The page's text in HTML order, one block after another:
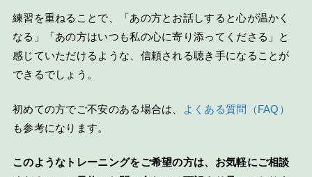
練習を重ねることで、「あの方とお話しすると心が温かく
なる」「あの方はいつも私の心に寄り添ってくださる」と
感じていただけるような、信頼される聴き手になることが
できるでしょう。
初めての方でご不安のある場合は、
よくある質問（FAQ）
も参考になります。
このようなトレーニングをご希望の方は、お気軽にご相談